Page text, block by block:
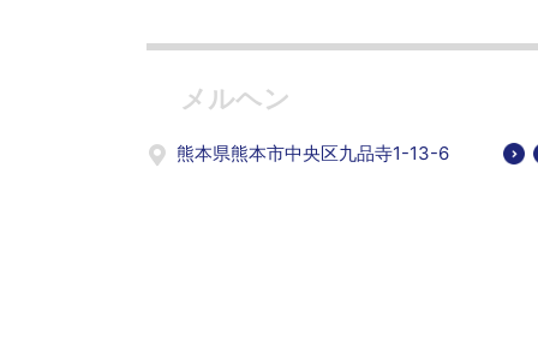
メルヘン
熊本県熊本市中央区九品寺1-13-6